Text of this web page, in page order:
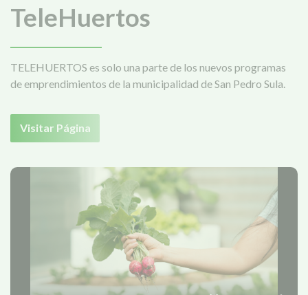
TeleHuertos
TELEHUERTOS es solo una parte de los nuevos programas
de emprendimientos de la municipalidad de San Pedro Sula.
Visitar Página